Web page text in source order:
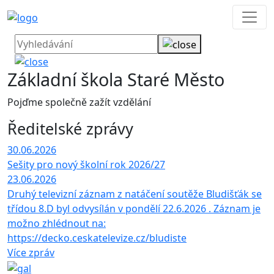
Základní škola Staré Město
Pojďme společně zažít vzdělání
Ředitelské zprávy
30.06.2026
Sešity pro nový školní rok 2026/27
23.06.2026
Druhý televizní záznam z natáčení soutěže Bludišťák se
třídou 8.D byl odvysílán v pondělí 22.6.2026 . Záznam je
možno zhlédnout na:
https://decko.ceskatelevize.cz/bludiste
Více zpráv